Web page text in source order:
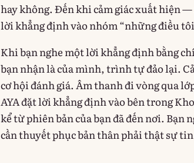
hay không. Đến khi cảm giác xuất hiện
lời khẳng định vào nhóm “những điều
Khi bạn nghe một lời khẳng định bằng
bạn nhận là của mình, trình tự đảo lại.
cơ hội đánh giá. Âm thanh đi vòng qua
AYA đặt lời khẳng định vào bên trong
kể từ phiên bản của bạn đã đến nơi.
cần thuyết phục bản thân phải thật sự